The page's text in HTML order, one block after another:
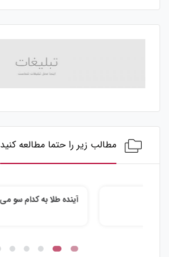
مطالب زیر را حتما مطالعه کنید
آینده طلا به کدام سو می رود؟